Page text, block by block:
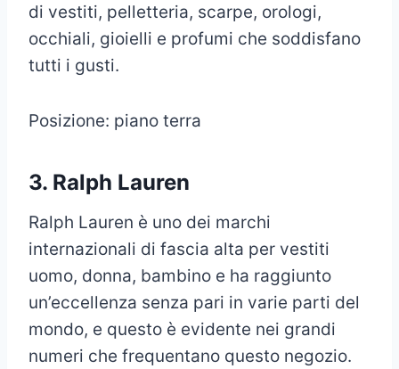
di vestiti, pelletteria, scarpe, orologi,
occhiali, gioielli e profumi che soddisfano
tutti i gusti.
Posizione: piano terra
3. Ralph Lauren
Ralph Lauren è uno dei marchi
internazionali di fascia alta per vestiti
uomo, donna, bambino e ha raggiunto
un’eccellenza senza pari in varie parti del
mondo, e questo è evidente nei grandi
numeri che frequentano questo negozio.